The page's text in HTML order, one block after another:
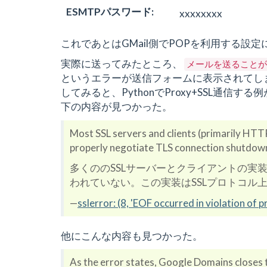
ESMTPパスワード: xxxxxxxx
これであとはGMail側でPOPを利用する設
実際に送ってみたところ、
メールを送ること
というエラーが送信フォームに表示されて
してみると、PythonでProxy+SSL通信する
下の内容が見つかった。
Most SSL servers and clients (primarily
properly negotiate TLS connection
多くののSSLサーバーとクライアントの実
われていない。この実装はSSLプロトコル
—sslerror: (8, 'EOF occurred in violation of
他にこんな内容も見つかった。
As the error states, Google Domains